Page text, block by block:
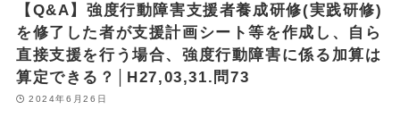
【Q&A】強度行動障害支援者養成研修(実践研修)
を修了した者が支援計画シート等を作成し、自ら
直接支援を行う場合、強度行動障害に係る加算は
算定できる？│H27,03,31.問73
2024年6月26日